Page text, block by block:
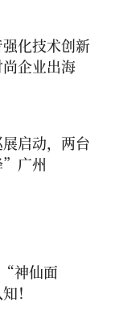
化技术创新
企业出海
启动，两台
”广州
神仙面
！